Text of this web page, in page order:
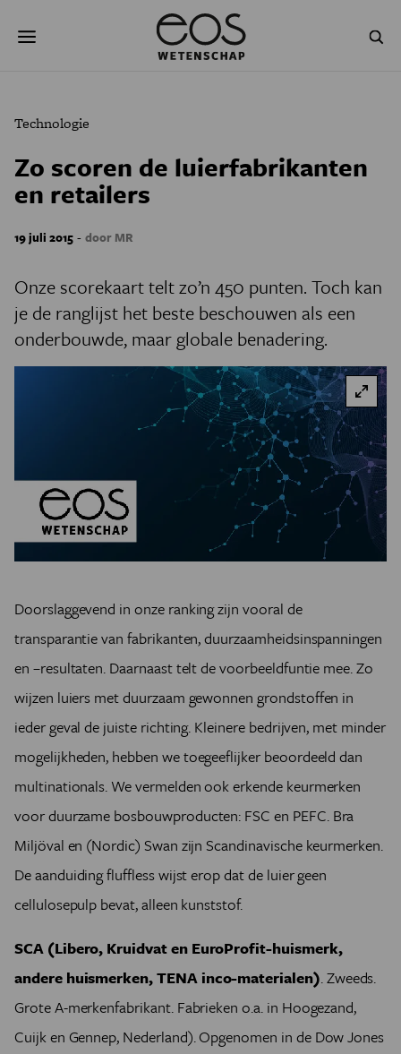
naar
NATUURWETENSCHAPPEN
PSYCHE & BREIN
PODCAST
JONGE UITDAGERS
Technologie
Zo scoren de luierfabrikanten
en retailers
19 juli 2015 - door MR
Onze scorekaart telt zo’n 450 punten. Toch kan
je de ranglijst het beste beschouwen als een
onderbouwde, maar globale benadering.
Doorslaggevend in onze ranking zijn vooral de
transparantie van fabrikanten, duurzaamheidsinspanningen
en –resultaten. Daarnaast telt de voorbeeldfuntie mee. Zo
wijzen luiers met duurzaam gewonnen grondstoffen in
ieder geval de juiste richting. Kleinere bedrijven, met minder
mogelijkheden, hebben we toegeeflijker beoordeeld dan
multinationals. We vermelden ook erkende keurmerken
voor duurzame bosbouwproducten: FSC en PEFC. Bra
Miljöval en (Nordic) Swan zijn Scandinavische keurmerken.
De aanduiding fluffless wijst erop dat de luier geen
cellulosepulp bevat, alleen kunststof.
SCA (Libero, Kruidvat en EuroProfit-huismerk,
andere huismerken, TENA inco-materialen). Zweeds.
Grote A-merkenfabrikant. Fabrieken o.a. in Hoogezand,
Cuijk en Gennep, Nederland). Opgenomen in de Dow Jones